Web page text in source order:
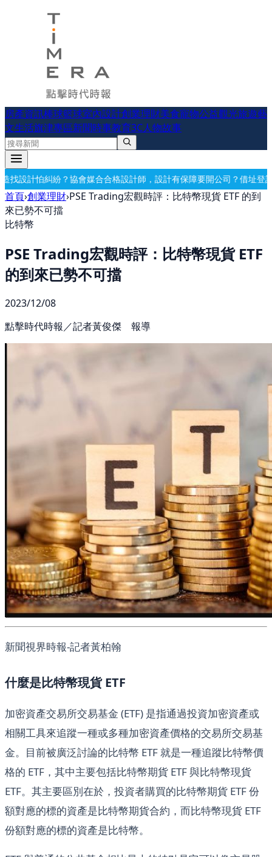
房產資訊棒球籃球室內設計創業理財美食寵物公益觀光旅遊藝
文生活旗津專區新聞時事教育3C人物故事
合合格設計師，設計有保障要開公司？借址登記・公司設立・工商登記
首頁›創業理財›PSE Trading宏觀時評：比特幣現貨 ETF 的到
來已勢不可擋
比特幣
PSE Trading宏觀時評：比特幣現貨 ETF
的到來已勢不可擋
2023/12/08
點擊時代時報／記者黃俊傑 報導
新聞視界時報-記者黃柏翰
什麼是比特幣現貨 ETF
加密資產交易所交易基金 (ETF) 是指通過投資加密資產或
相關工具來追蹤一種或多種加密資產價格的交易所交易基
金。目前被廣泛討論的比特幣 ETF 就是一種追蹤比特幣價
格的 ETF，其中主要包括比特幣期貨 ETF 與比特幣現貨
ETF。其主要區別在於，投資者購買的比特幣期貨 ETF 份
額對應的標的資產是比特幣期貨合約，而比特幣現貨 ETF
份額對應的標的資產是比特幣。